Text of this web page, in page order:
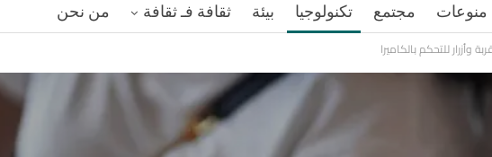
منوعات مجتمع تكنولوجيا بيئة ثقافة فـ ثقافة
من نحن